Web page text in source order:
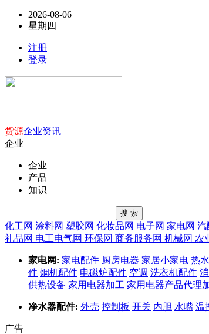
2026-08-06
星期四
注册
登录
货源企业资讯
企业
企业
产品
知识
搜 索
化工网 涂料网 塑胶网 化妆品网 电子网 家电网 汽
礼品网 电工电气网 环保网 商务服务网 机械网 农
家电网: 家电配件 厨房电器 家居小家电 热
件 烟机配件 电磁炉配件 空调 洗衣机配件
供热设备 家用电器加工 家用电器产品代理
净水器配件: 外壳 控制板 开关 内胆 水嘴 温
广告